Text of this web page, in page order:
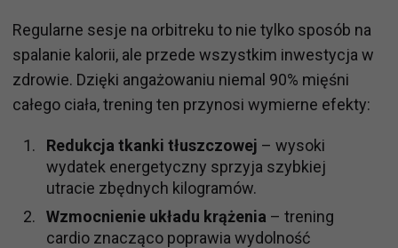
Regularne sesje na orbitreku to nie tylko sposób na
spalanie kalorii, ale przede wszystkim inwestycja w
zdrowie. Dzięki angażowaniu niemal 90% mięśni
całego ciała, trening ten przynosi wymierne efekty:
Redukcja tkanki tłuszczowej – wysoki
wydatek energetyczny sprzyja szybkiej
utracie zbędnych kilogramów.
Wzmocnienie układu krążenia – trening
cardio znacząco poprawia wydolność